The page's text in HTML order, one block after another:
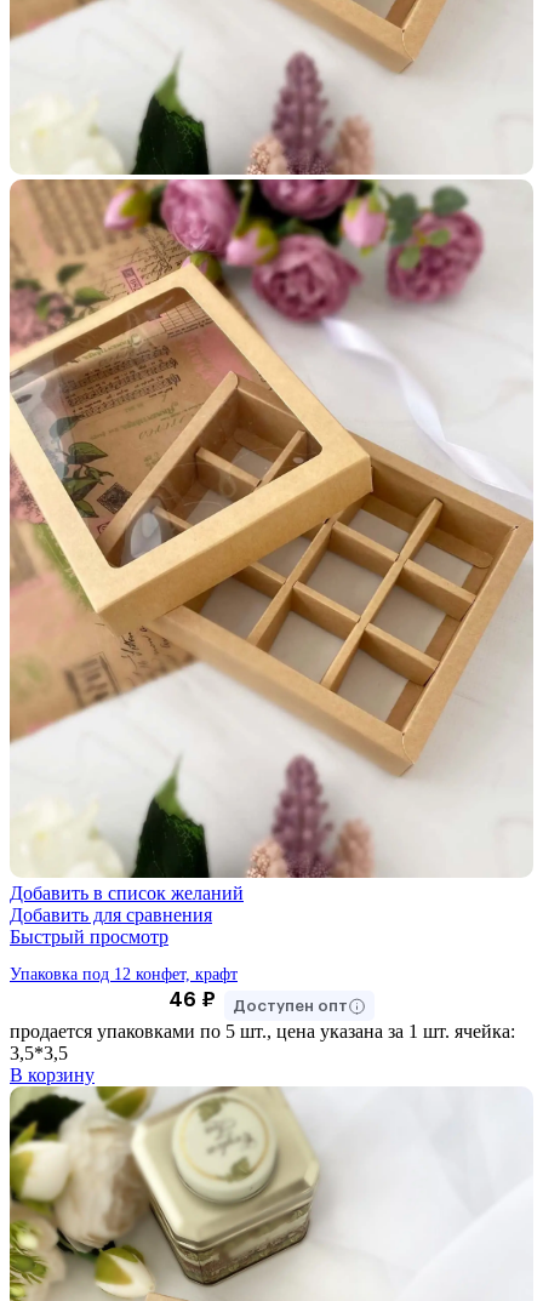
Добавить в список желаний
Добавить для сравнения
Быстрый просмотр
Упаковка под 12 конфет, крафт
46 ₽ Доступен опт
продается упаковками по 5 шт., цена указана за 1 шт. ячейка:
3,5*3,5
В корзину